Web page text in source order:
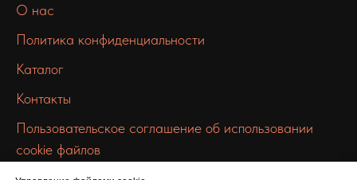
О нас
Политика конфиденциальности
Каталог
Контакты
Пользовательское соглашение об использовании
cookie файлов